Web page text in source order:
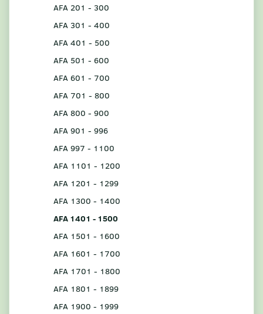
AFA 201 - 300
AFA 301 - 400
AFA 401 - 500
AFA 501 - 600
AFA 601 - 700
AFA 701 - 800
AFA 800 - 900
AFA 901 - 996
AFA 997 - 1100
AFA 1101 - 1200
AFA 1201 - 1299
AFA 1300 - 1400
AFA 1401 - 1500
AFA 1501 - 1600
AFA 1601 - 1700
AFA 1701 - 1800
AFA 1801 - 1899
AFA 1900 - 1999